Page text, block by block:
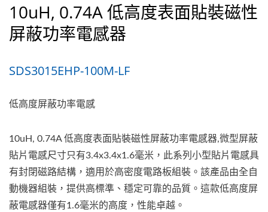
10uH, 0.74A 低高度表面貼裝磁性
屏蔽功率電感器
SDS3015EHP-100M-LF
低高度屏蔽功率電感
10uH, 0.74A 低高度表面貼裝磁性屏蔽功率電感器,微型屏蔽
貼片電感尺寸只有3.4x3.4x1.6毫米，此系列小型貼片電感具
有封閉磁路結構，適用於高密度電路板組裝。該產品由全自
動機器組裝，提供高標準、穩定可靠的品質。這款低高度屏
蔽電感器僅有1.6毫米的高度，性能卓越。